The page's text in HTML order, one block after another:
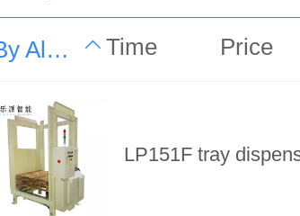
By Alphabet Time Price
LP151F tray